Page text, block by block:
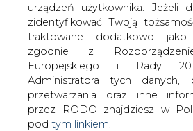
WŁĄCZ CIRE.TV
urządzeń użytkownika. Jeżeli
zidentyfikować Twoją
traktowane dodatkowo
zgodnie z
Europejskiego i Rady
Administratora tych
przetwarzania oraz inne
przez RODO znajdziesz w
pod tym linkiem.